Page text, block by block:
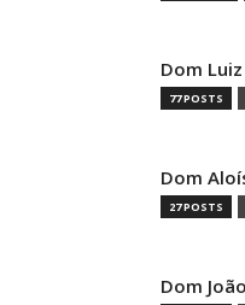
Dom
77 POSTS
Dom
27 POSTS
Dom